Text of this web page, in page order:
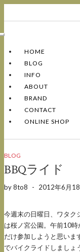
Toggle
HOME
BLOG
INFO
ABOUT
BRAND
CONTACT
ONLINE SHOP
BLOG
BBQライド
by8to8 - 2012年6月
今週末の日曜日、ワタク
は桜ノ宮公園。午前10
だけ参加しようと思いま
でバイクライドしまし